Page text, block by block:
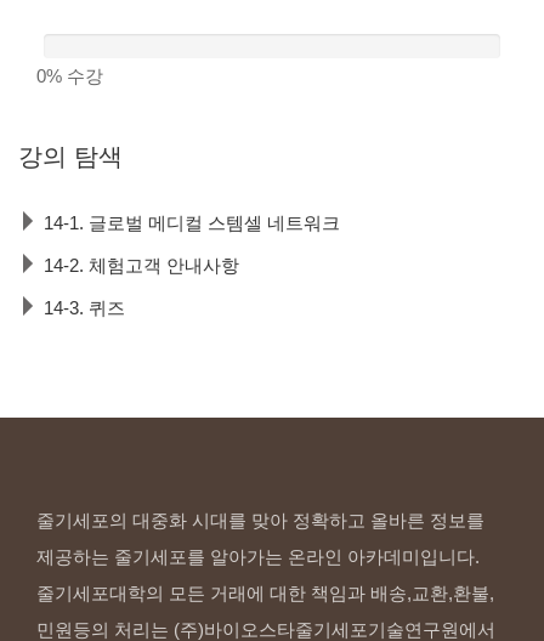
0% 수강
강의 탐색
14-1. 글로벌 메디컬 스템셀 네트워크
14-2. 체험고객 안내사항
14-3. 퀴즈
줄기세포의 대중화 시대를 맞아 정확하고 올바른 정보를
제공하는 줄기세포를 알아가는 온라인 아카데미입니다.
줄기세포대학의 모든 거래에 대한 책임과 배송,교환,환불,
민원등의 처리는 (주)바이오스타줄기세포기술연구원에서